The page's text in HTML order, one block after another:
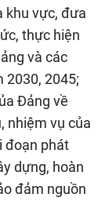
khu vực, đưa
thực hiện
và các
2030, 2045;
Đảng về
nhiệm vụ của
đoạn phát
dựng, hoàn
đảm nguồn